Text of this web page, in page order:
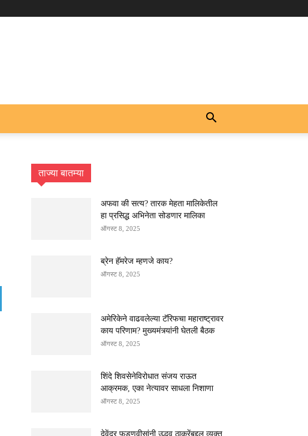
ताज्या बातम्या
अफवा की सत्य? तारक मेहता मालिकेतील
हा प्रसिद्ध अभिनेता सोडणार मालिका
ऑगस्ट 8, 2025
ब्रेन हॅमरेज म्हणजे काय?
ऑगस्ट 8, 2025
अमेरिकेने वाढवलेल्या टॅरिफचा महाराष्ट्रावर
काय परिणाम? मुख्यमंत्र्यांनी घेतली बैठक
ऑगस्ट 8, 2025
शिंदे शिवसेनेविरोधात संजय राऊत
आक्रमक, एका नेत्यावर साधला निशाणा
ऑगस्ट 8, 2025
देवेंद्र फडणवीसांनी उद्धव ठाकरेंबद्दल व्यक्त